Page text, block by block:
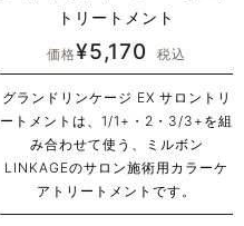
トリートメント
価格¥5,170 税込
グランドリンケージ EX サロントリ
ートメントは、1/1+・2・3/3+を組
み合わせて使う、ミルボン
LINKAGEのサロン施術用カラーケ
アトリートメントです。